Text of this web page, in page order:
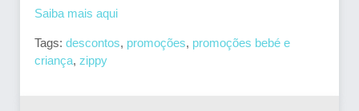
Saiba mais aqui
Tags: descontos, promoções, promoções bebé e
criança, zippy